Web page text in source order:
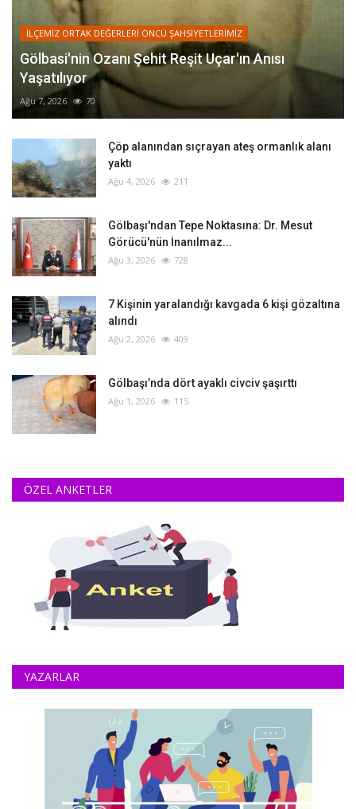
İLÇEMİZ ORTAK DEĞERLERİ ÖNCÜ ŞAHSİYETLERİMİZ
Gölbasi'nin Ozanı Şehit Reşit Uçar'ın Anısı
Yaşatılıyor
Ağu 7, 2026 70
Çöp alanından sıçrayan ateş ormanlık alanı
yaktı
Ağu 4, 2026 211
Gölbaşı'ndan Tepe Noktasına: Dr. Mesut
Görücü'nün İnanılmaz...
Ağu 3, 2026 728
‎7 Kişinin yaralandığı kavgada 6 kişi gözaltına
alındı
Ağu 2, 2026 409
Gölbaşı’nda dört ayaklı civciv şaşırttı
Ağu 1, 2026 115
ÖZEL ANKETLER
YAZARLAR